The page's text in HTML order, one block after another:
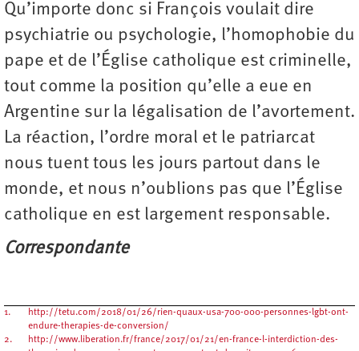
Qu’importe donc si François voulait dire
psychiatrie ou psychologie, l’homophobie du
pape et de l’Église catholique est criminelle,
tout comme la position qu’elle a eue en
Argentine sur la légalisation de l’avortement.
La réaction, l’ordre moral et le patriarcat
nous tuent tous les jours partout dans le
monde, et nous n’oublions pas que l’Église
catholique en est largement responsable.
Correspondante
1.
http://tetu.com/2018/01/26/rien-quaux-usa-700-000-personnes-lgbt-ont-
endure-therapies-de-conversion/
2.
http://www.liberation.fr/france/2017/01/21/en-france-l-interdiction-des-